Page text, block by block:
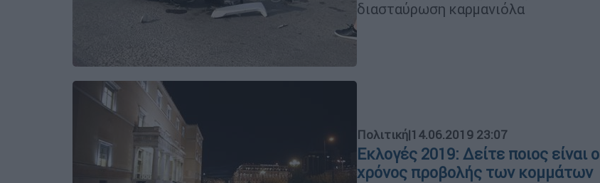
διασταύρωση καρμανιόλα
Πολιτική|14.06.2019 23:07
Εκλογές 2019: Δείτε ποιος είναι ο
χρόνος προβολής των κομμάτων